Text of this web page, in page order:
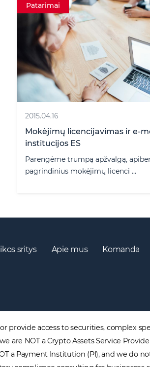
Patarimai
2015.04.16
Mokėjimų licencijavimas ir e-
institucijos ES
Parengėme trumpą apžvalgą,
pagrindinius mokėjimų licenci ...
sritys Apie mus Komanda
provide access to securities, complex
NOT a Crypto Assets Service
a Payment Institution (PI), and we do